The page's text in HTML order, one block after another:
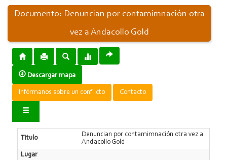
Documento: Denuncian por contamimnación otra
vez a Andacollo Gold
Descargar mapa
Infórmanos sobre un conflicto Contacto
Titulo
Denuncian por contamimnación otra vez a
Andacollo Gold
Lugar